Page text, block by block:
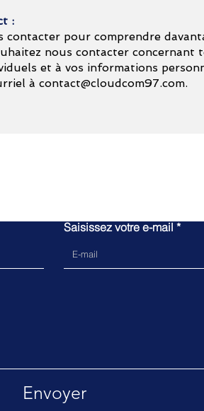
:
contacter pour comprendre
nous contacter concernant
et à vos informations
à contact@cloudcom97.com.
Saisissez votre e-mail
Envoyer